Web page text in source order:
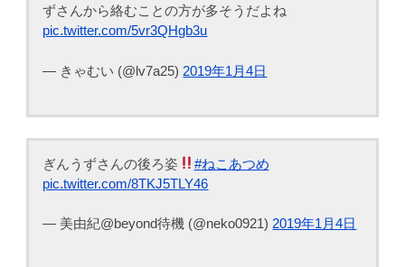
ずさんから絡むことの方が多そうだよね
pic.twitter.com/5vr3QHgb3u
— きゃむい (@lv7a25) 2019年1月4日
ぎんうずさんの後ろ姿
#ねこあつめ
pic.twitter.com/8TKJ5TLY46
— 美由紀@beyond待機 (@neko0921) 2019年1月4日